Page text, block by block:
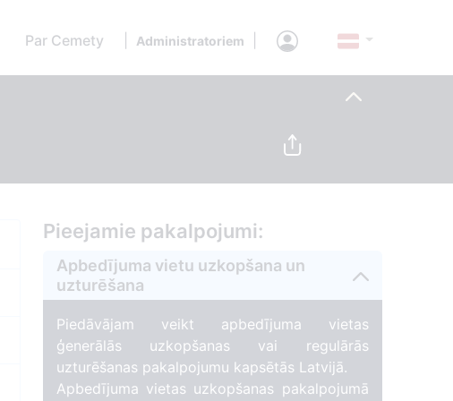
Par Cemety Administratoriem
Pieejamie pakalpojumi:
Apbedījuma vietu uzkopšana un
uzturēšana
Piedāvājam veikt apbedījuma vietas
ģenerālās uzkopšanas vai regulārās
uzturēšanas pakalpojumu kapsētās Latvijā.
Apbedījuma vietas uzkopšanas pakalpojumā